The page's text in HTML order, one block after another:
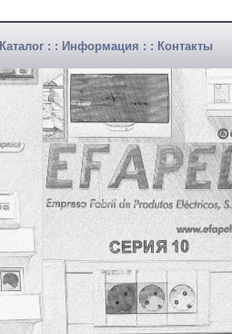
Каталог : : Информация : : Контакты